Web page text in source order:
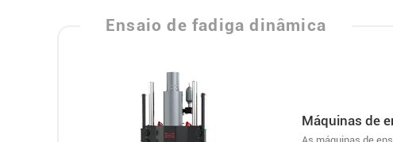
Ensaio de fadiga dinâmica
Máquinas de